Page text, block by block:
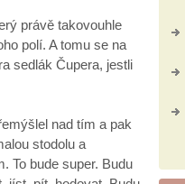
právě takovouhle
polí. A tomu se na
sedlák Čupera, jestli
nad tím a pak
stodolu a
To bude super. Budu